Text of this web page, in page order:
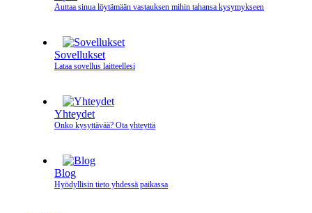
Auttaa sinua löytämään vastauksen mihin tahansa kysymykseen
Sovellukset
Lataa sovellus laitteellesi
Yhteydet
Onko kysyttävää? Ota yhteyttä
Blog
Hyödyllisin tieto yhdessä paikassa